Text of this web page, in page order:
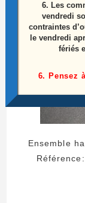
Ensemble
6. Les
vendredi
contraintes
le vendredi
fériés
6. Pensez